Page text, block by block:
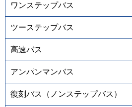
ワンステップバス
ツーステップバス
高速バス
アンパンマンバス
復刻バス（ノンステップバス）